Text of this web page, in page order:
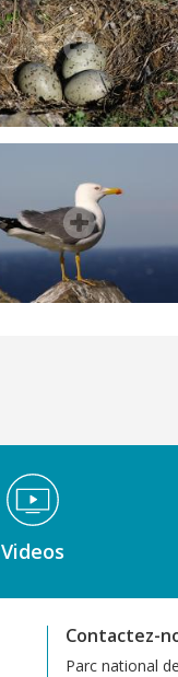
Videos
Contactez-
Parc national